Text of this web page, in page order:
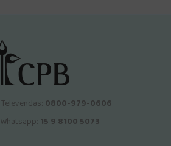
Televendas: 0800-979-0606
Whatsapp: 15 9 8100 5073